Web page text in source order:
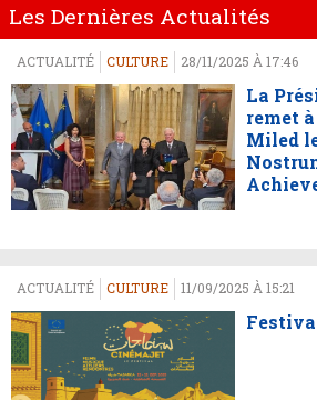
Les Dernières Actualités
ACTUALITÉ CULTURE 28/11/2025 À 17:46
La
remet
Miled
ACTUALITÉ CULTURE 11/09/2025 À 15:21